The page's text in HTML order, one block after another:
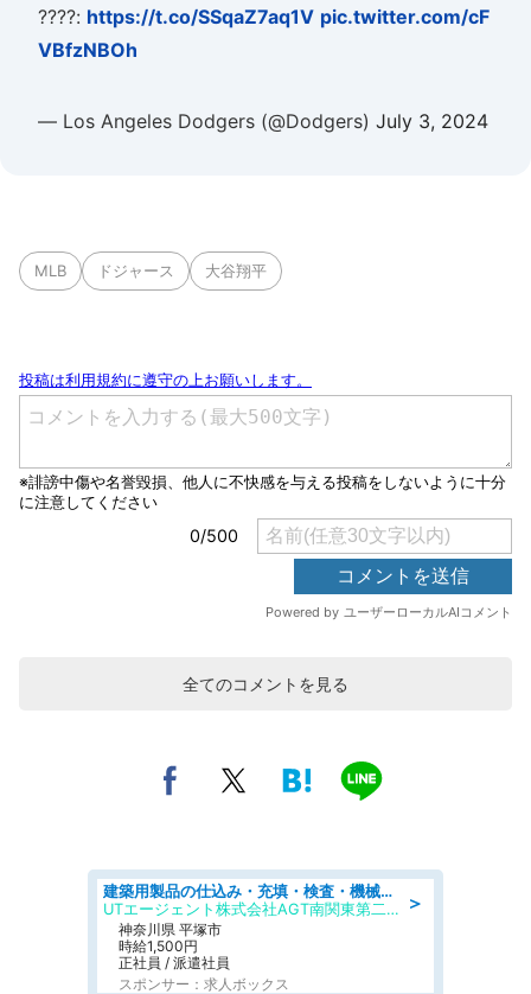
????️: https://t.co/SSqaZ7aq1V pic.twitter.com/cF
VBfzNBOh
— Los Angeles Dodgers (@Dodgers) July 3, 2024
MLB ドジャース 大谷翔平
全てのコメントを見る
＞
建築用製品の仕込み・充填・検査・機械操作/寮完備/日払い/工場・製造
UTエージェント株式会社AGT南関東第二CU
神奈川県 平塚市
時給1,500円
正社員 / 派遣社員
スポンサー：求人ボックス